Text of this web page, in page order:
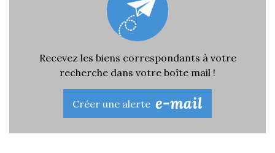
Recevez les biens correspondants à votre
recherche dans votre boîte mail !
Créer une alerte e-mail